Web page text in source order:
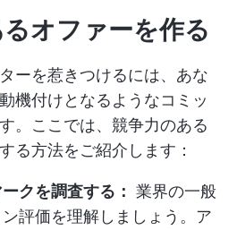
オファーを作る
ーを惹きつけるには、あな
機付けとなるようなコミッ
。ここでは、競争力のある
る方法をご紹介します：
クを調査する： 業界の一般
評価を理解しましょう。ア